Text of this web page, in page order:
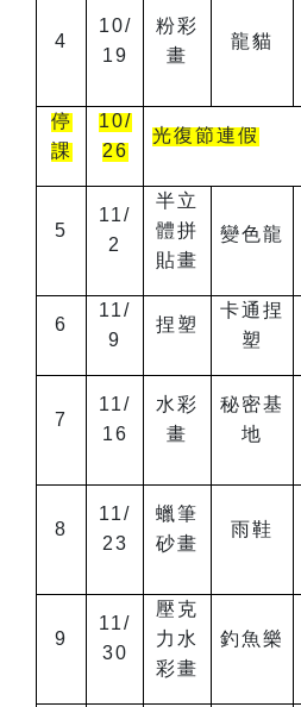
4
10/
19
粉彩
畫
龍貓
停
課
10/
26
光復節連假
5
11/
2
半立
體拼
貼畫
變色龍
6
11/
9
捏塑
卡通捏
塑
7
11/
16
水彩
畫
秘密基
地
8
11/
23
蠟筆
砂畫
雨鞋
9
11/
30
壓克
力水
彩畫
釣魚樂